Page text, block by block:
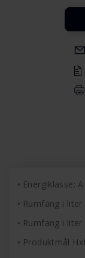
Energiklasse:
Rumfang i
Rumfang i
Produktmål